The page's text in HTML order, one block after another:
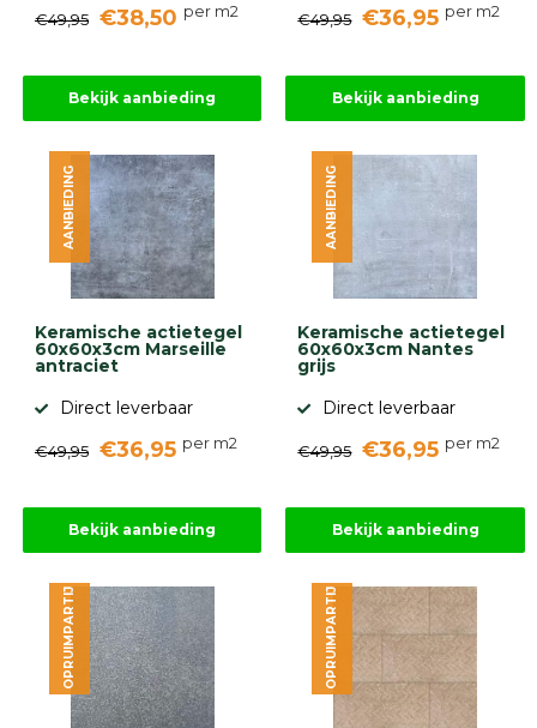
€49,95 €38,50 per m2
Bekijk aanbieding
€49,95 €36,95 per m2
Bekijk aanbieding
Keramische actietegel
60x60x3cm Marseille
antraciet
Direct leverbaar
€49,95 €36,95 per m2
AANBIEDING
Bekijk aanbieding
Keramische actietegel
60x60x3cm Nantes
grijs
Direct leverbaar
€49,95 €36,95 per m2
AANBIEDING
Bekijk aanbieding
OPRUIMPARTIJ OPRUIMPARTIJ